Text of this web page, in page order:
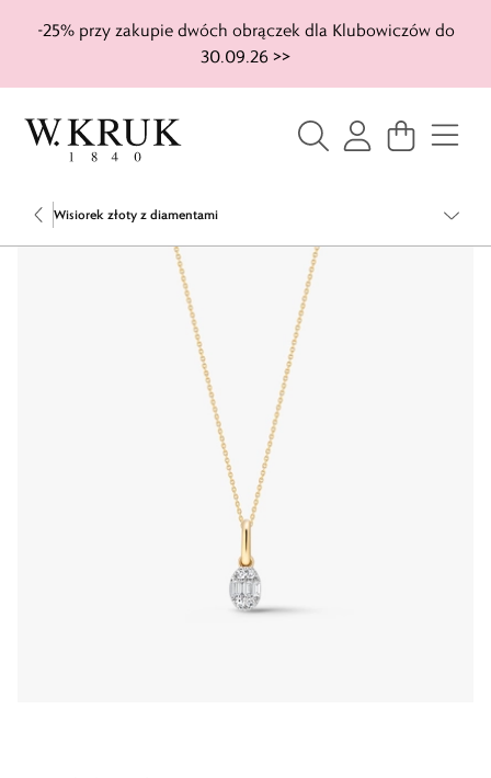
-25% przy zakupie dwóch obrączek dla Klubowiczów do
30.09.26 >>
Wisiorek złoty z diamentami